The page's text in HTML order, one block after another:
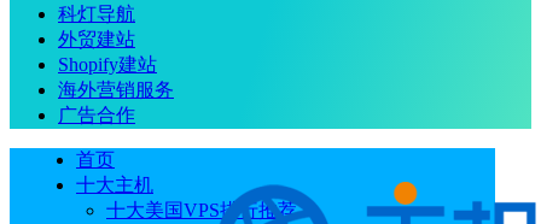
科灯导航
外贸建站
Shopify建站
海外营销服务
广告合作
首页
十大主机
十大美国VPS排行推荐